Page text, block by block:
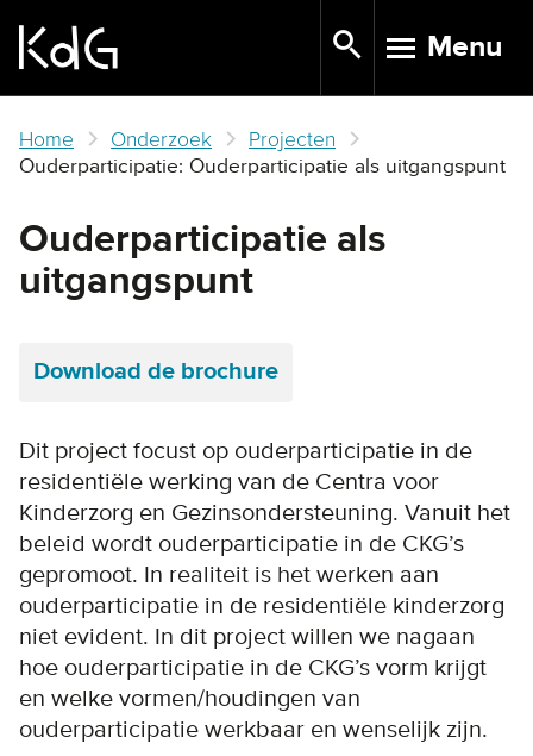
main
TOGGLE
Menu
Home Onderzoek
Projecten
Ouderparticipatie: Ouderparticipatie als uitgangspunt
Ouderparticipatie als
uitgangspunt
Download de brochure
Dit project focust op ouderparticipatie in de
residentiële werking van de Centra voor
Kinderzorg en Gezinsondersteuning. Vanuit het
beleid wordt ouderparticipatie in de CKG’s
gepromoot. In realiteit is het werken aan
ouderparticipatie in de residentiële kinderzorg
niet evident. In dit project willen we nagaan
hoe ouderparticipatie in de CKG’s vorm krijgt
en welke vormen/houdingen van
ouderparticipatie werkbaar en wenselijk zijn.